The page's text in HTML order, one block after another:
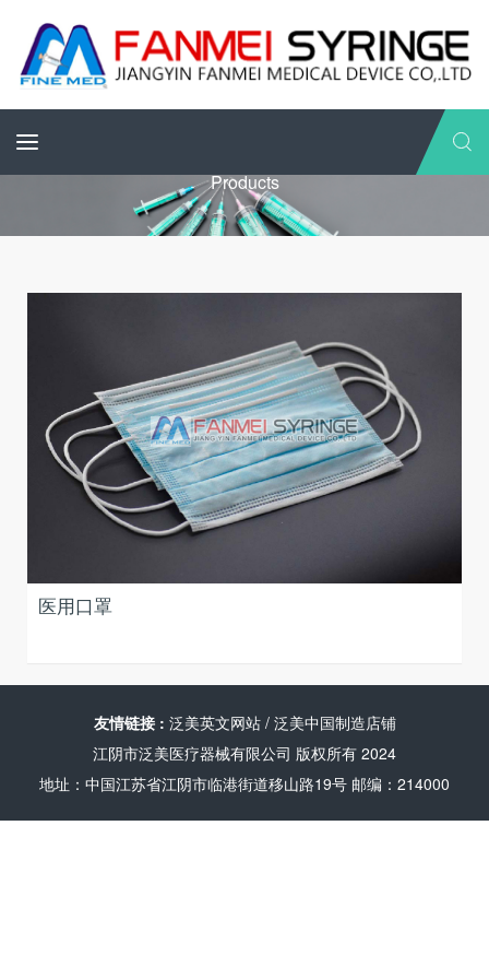
Products
医用口罩
友情链接 : 泛美英文网站/ 泛美中国制造店铺
江阴市泛美医疗器械有限公司 版权所有 2024
地址：中国江苏省江阴市临港街道移山路19号 邮编：214000